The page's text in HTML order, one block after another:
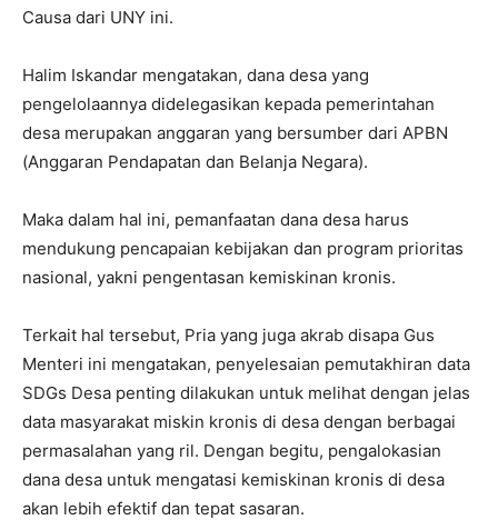
Causa dari UNY ini.
Halim Iskandar mengatakan, dana desa yang
pengelolaannya didelegasikan kepada pemerintahan
desa merupakan anggaran yang bersumber dari APBN
(Anggaran Pendapatan dan Belanja Negara).
Maka dalam hal ini, pemanfaatan dana desa harus
mendukung pencapaian kebijakan dan program prioritas
nasional, yakni pengentasan kemiskinan kronis.
Terkait hal tersebut, Pria yang juga akrab disapa Gus
Menteri ini mengatakan, penyelesaian pemutakhiran data
SDGs Desa penting dilakukan untuk melihat dengan jelas
data masyarakat miskin kronis di desa dengan berbagai
permasalahan yang ril. Dengan begitu, pengalokasian
dana desa untuk mengatasi kemiskinan kronis di desa
akan lebih efektif dan tepat sasaran.